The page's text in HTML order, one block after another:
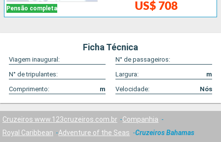
Pensão completa US$ 708
Ficha Técnica
Viagem inaugural:
N° de passageiros:
N° de tripulantes:
Largura:
m
Comprimento:
m Velocidade: Nós
Cruzeiros www.123cruzeiros.com.br
Companhia
Royal Caribbean
Adventure of the Seas Cruzeiros Bahamas